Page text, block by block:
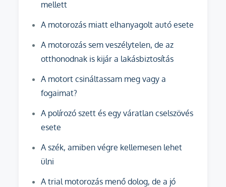
mellett
A motorozás miatt elhanyagolt autó esete
A motorozás sem veszélytelen, de az
otthonodnak is kijár a lakásbiztosítás
A motort csináltassam meg vagy a
fogaimat?
A polírozó szett és egy váratlan cselszövés
esete
A szék, amiben végre kellemesen lehet
ülni
A trial motorozás menő dolog, de a jó